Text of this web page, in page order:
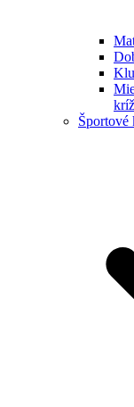
Športové